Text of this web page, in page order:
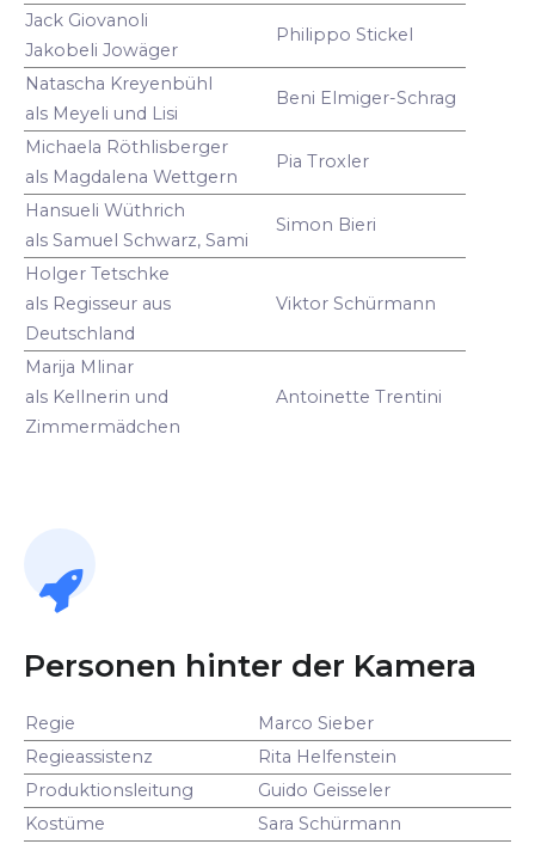
Jack Giovanoli
Jakobeli Jowäger
Philippo Stickel
Natascha Kreyenbühl
als Meyeli und Lisi
Beni Elmiger-Schrag
Michaela Röthlisberger
als Magdalena Wettgern
Pia Troxler
Hansueli Wüthrich
als Samuel Schwarz, Sami
Simon Bieri
Holger Tetschke
als Regisseur aus
Deutschland
Viktor Schürmann
Marija Mlinar
als Kellnerin und
Zimmermädchen
Antoinette Trentini
Personen hinter der Kamera
Regie
Marco Sieber
Regieassistenz
Rita Helfenstein
Produktionsleitung
Guido Geisseler
Kostüme
Sara Schürmann